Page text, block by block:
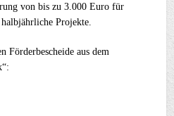
von bis zu 3.000 Euro für
Projekte.
Förderbescheide aus dem